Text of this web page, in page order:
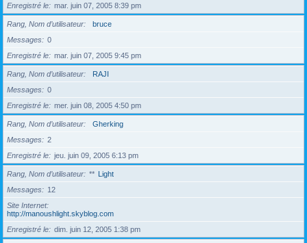
Enregistré le
mar. juin 07, 2005 8:39 pm
Rang, Nom d’utilisateur
bruce
Messages
0
Enregistré le
mar. juin 07, 2005 9:45 pm
Rang, Nom d’utilisateur
RAJI
Messages
0
Enregistré le
mer. juin 08, 2005 4:50 pm
Rang, Nom d’utilisateur
Gherking
Messages
2
Enregistré le
jeu. juin 09, 2005 6:13 pm
Rang, Nom d’utilisateur ** Light
Messages
12
Site Internet
http://manoushlight.skyblog.com
Enregistré le
dim. juin 12, 2005 1:38 pm